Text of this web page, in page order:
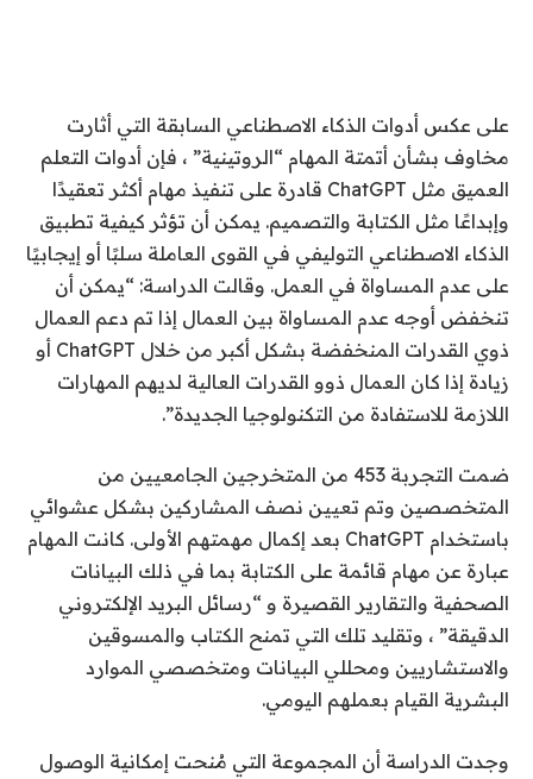
على عكس أدوات الذكاء الاصطناعي السابقة التي أثارت
مخاوف بشأن أتمتة المهام “الروتينية” ، فإن أدوات التعلم
العميق مثل ChatGPT قادرة على تنفيذ مهام أكثر تعقيدًا
وإبداعًا مثل الكتابة والتصميم. يمكن أن تؤثر كيفية تطبيق
الذكاء الاصطناعي التوليفي في القوى العاملة سلبًا أو إيجابيًا
على عدم المساواة في العمل. وقالت الدراسة: “يمكن أن
تنخفض أوجه عدم المساواة بين العمال إذا تم دعم العمال
ذوي القدرات المنخفضة بشكل أكبر من خلال ChatGPT أو
زيادة إذا كان العمال ذوو القدرات العالية لديهم المهارات
اللازمة للاستفادة من التكنولوجيا الجديدة”.
ضمت التجربة 453 من المتخرجين الجامعيين من
المتخصصين وتم تعيين نصف المشاركين بشكل عشوائي
باستخدام ChatGPT بعد إكمال مهمتهم الأولى. كانت المهام
عبارة عن مهام قائمة على الكتابة بما في ذلك البيانات
الصحفية والتقارير القصيرة و “رسائل البريد الإلكتروني
الدقيقة” ، وتقليد تلك التي تمنح الكتاب والمسوقين
والاستشاريين ومحللي البيانات ومتخصصي الموارد
البشرية القيام بعملهم اليومي.
وجدت الدراسة أن المجموعة التي مُنحت إمكانية الوصول